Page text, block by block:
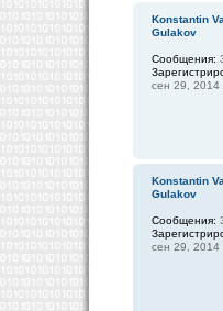
Konstantin
Gulakov
Сообщения:
сен 29, 2014
Konstantin
Gulakov
Сообщения:
сен 29, 2014